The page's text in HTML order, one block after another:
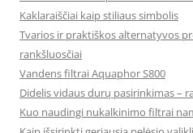
Kaklaraiščiai kaip stiliaus simbolis
Tvarios ir praktiškos alternatyvos
rankšluosčiai
Vandens filtrai Aquaphor S800
Didelis vidaus durų pasirinkimas –
Kuo naudingi nukalkinimo filtrai